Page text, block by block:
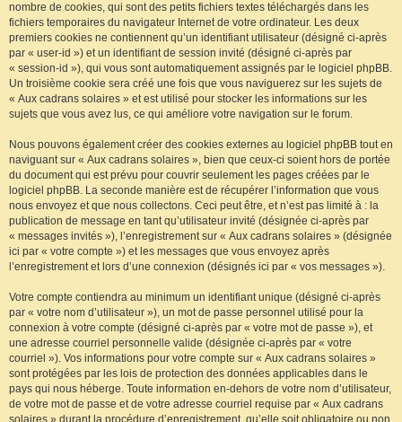
nombre de cookies, qui sont des petits fichiers textes téléchargés dans les
fichiers temporaires du navigateur Internet de votre ordinateur. Les deux
premiers cookies ne contiennent qu’un identifiant utilisateur (désigné ci-après
par « user-id ») et un identifiant de session invité (désigné ci-après par
« session-id »), qui vous sont automatiquement assignés par le logiciel phpBB.
Un troisième cookie sera créé une fois que vous naviguerez sur les sujets de
« Aux cadrans solaires » et est utilisé pour stocker les informations sur les
sujets que vous avez lus, ce qui améliore votre navigation sur le forum.
Nous pouvons également créer des cookies externes au logiciel phpBB tout en
naviguant sur « Aux cadrans solaires », bien que ceux-ci soient hors de portée
du document qui est prévu pour couvrir seulement les pages créées par le
logiciel phpBB. La seconde manière est de récupérer l’information que vous
nous envoyez et que nous collectons. Ceci peut être, et n’est pas limité à : la
publication de message en tant qu’utilisateur invité (désignée ci-après par
« messages invités »), l’enregistrement sur « Aux cadrans solaires » (désignée
ici par « votre compte ») et les messages que vous envoyez après
l’enregistrement et lors d’une connexion (désignés ici par « vos messages »).
Votre compte contiendra au minimum un identifiant unique (désigné ci-après
par « votre nom d’utilisateur »), un mot de passe personnel utilisé pour la
connexion à votre compte (désigné ci-après par « votre mot de passe »), et
une adresse courriel personnelle valide (désignée ci-après par « votre
courriel »). Vos informations pour votre compte sur « Aux cadrans solaires »
sont protégées par les lois de protection des données applicables dans le
pays qui nous héberge. Toute information en-dehors de votre nom d’utilisateur,
de votre mot de passe et de votre adresse courriel requise par « Aux cadrans